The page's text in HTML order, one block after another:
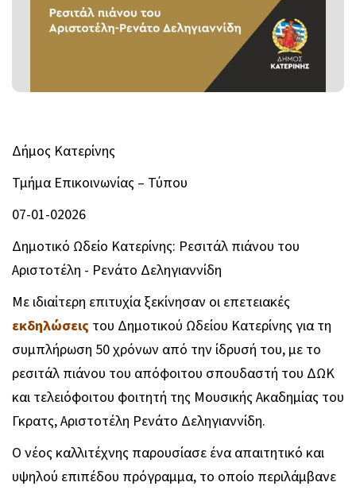
Δήμος Κατερίνης
Τμήμα Επικοινωνίας – Τύπου
07-01-02026
Δημοτικό Ωδείο Κατερίνης: Ρεσιτάλ πιάνου του
Αριστοτέλη - Ρενάτο Δεληγιαννίδη
Με ιδιαίτερη επιτυχία ξεκίνησαν οι επετειακές
εκδηλώσεις του Δημοτικού Ωδείου Κατερίνης για τη
συμπλήρωση 50 χρόνων από την ίδρυσή του, με το
ρεσιτάλ πιάνου του απόφοιτου σπουδαστή του ΔΩΚ
και τελειόφοιτου φοιτητή της Μουσικής Ακαδημίας του
Γκρατς, Αριστοτέλη Ρενάτο Δεληγιαννίδη.
Ο νέος καλλιτέχνης παρουσίασε ένα απαιτητικό και
υψηλού επιπέδου πρόγραμμα, το οποίο περιλάμβανε